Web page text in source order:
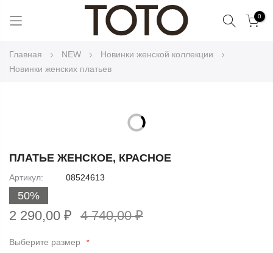
Поиск0
Главная NEW
Новинки женской коллекции
Новинки женских платьев
end
of
the
images
gallery
to
beginning
the
gallery
ПЛАТЬЕ ЖЕНСКОЕ, КРАСНОЕ
Артикул 08524613
50%
2 290,00 ₽ 4 740,00 ₽
Выберите размер